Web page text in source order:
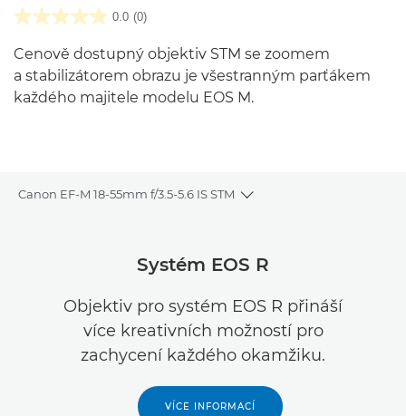
0.0 (0)
Cenově dostupný objektiv STM se zoomem
a stabilizátorem obrazu je všestranným parťákem
každého majitele modelu EOS M.
Canon EF-M 18-55mm f/3.5-5.6 IS STM
Toggle breadcrumbs
Systém EOS R
Objektiv pro systém EOS R přináší
více kreativních možností pro
zachycení každého okamžiku.
VÍCE INFORMACÍ